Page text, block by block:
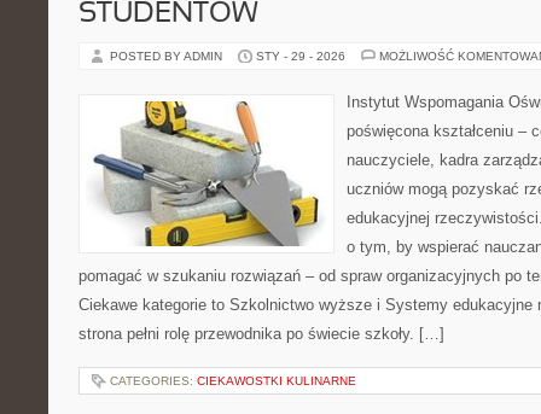
STUDENTÓW
POSTED BY ADMIN STY - 29 - 2026 MOŻLIWOŚĆ
Instytut Wspomagania
poświęcona kształceniu –
nauczyciele, kadra
uczniów mogą pozyskać
edukacyjnej
o tym, by wspierać
pomagać w szukaniu rozwiązań – od spraw organizacyjnych po
Ciekawe kategorie to Szkolnictwo wyższe i Systemy edukacyjne
strona pełni rolę przewodnika po świecie szkoły. […]
CATEGORIES: CIEKAWOSTKI KULINARNE